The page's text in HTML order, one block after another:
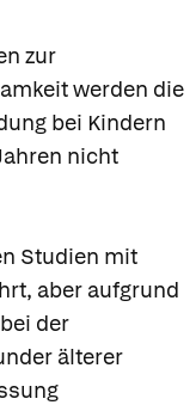
zur
werden die
bei Kindern
nicht
Studien mit
aber aufgrund
der
älterer